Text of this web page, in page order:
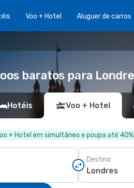
Voo + Hotel Aluguer de carros
baratos para
Hotéis Voo + Hotel
+ Hotel em simultâneo e poupa até 40%
Destino